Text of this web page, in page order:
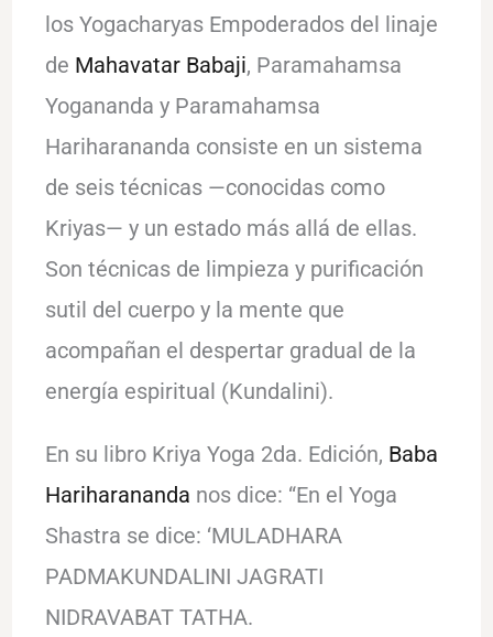
los Yogacharyas Empoderados del linaje
de Mahavatar Babaji, Paramahamsa
Yogananda y Paramahamsa
Hariharananda consiste en un sistema
de seis técnicas —conocidas como
Kriyas— y un estado más allá de ellas.
Son técnicas de limpieza y purificación
sutil del cuerpo y la mente que
acompañan el despertar gradual de la
energía espiritual (Kundalini).
En su libro Kriya Yoga 2da. Edición, Baba
Hariharananda nos dice: “En el Yoga
Shastra se dice: ‘MULADHARA
PADMAKUNDALINI JAGRATI
NIDRAVABAT TATHA.